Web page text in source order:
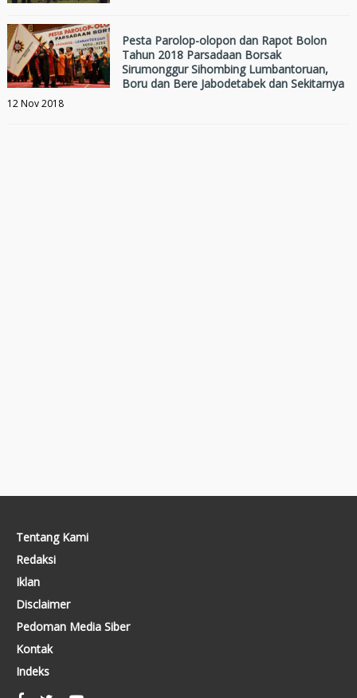
Pesta Parolop-olopon dan Rapot Bolon
Tahun 2018 Parsadaan Borsak
Sirumonggur Sihombing Lumbantoruan,
Boru dan Bere Jabodetabek dan Sekitarnya
12 Nov 2018
Tentang Kami
Redaksi
Iklan
Disclaimer
Pedoman Media Siber
Kontak
Indeks